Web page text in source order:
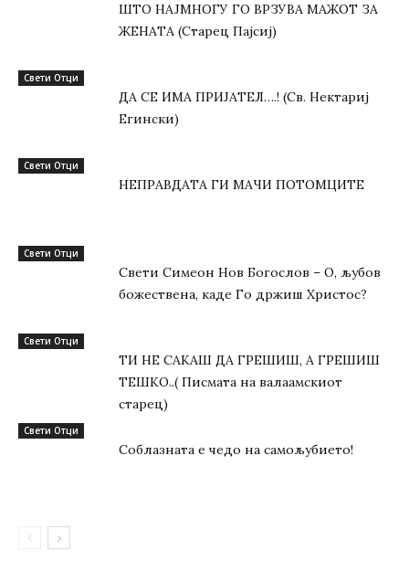
ШТО НАЈМНОГУ ГО ВРЗУВА МАЖОТ ЗА
ЖЕНАТА (Старец Пајсиј)
Свети Отци
ДА СЕ ИМА ПРИЈАТЕЛ….! (Св. Нектариј
Егински)
Свети Отци
НЕПРАВДАТА ГИ МАЧИ ПОТОМЦИТЕ
Свети Отци
Свети Симеон Нов Богослов – О, љубов
божествена, каде Го држиш Христос?
Свети Отци
ТИ НЕ САКАШ ДА ГРЕШИШ, А ГРЕШИШ
ТЕШКО..( Писмата на валаамскиот
старец)
Свети Отци
Соблазната е чедо на самољубието!